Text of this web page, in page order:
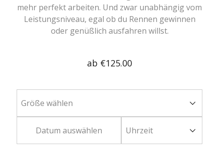
mehr perfekt arbeiten. Und zwar unabhängig vom
Leistungsniveau, egal ob du Rennen gewinnen
oder genüßlich ausfahren willst.
ab €125.00
Datum auswählen